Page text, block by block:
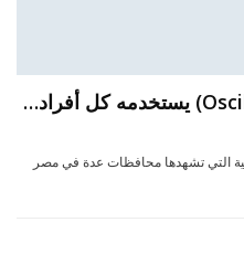
التي تشهدها محافظات عدة في مصر